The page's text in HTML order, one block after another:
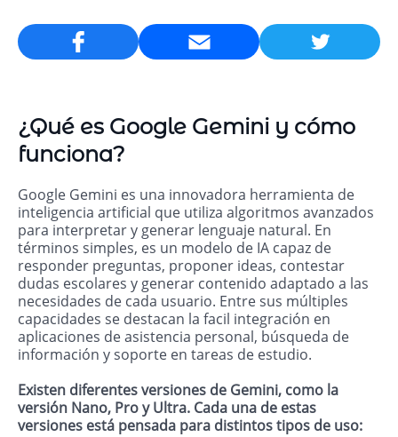
Email
¿Qué es Google Gemini y cómo
funciona?
Google Gemini es una innovadora herramienta de
inteligencia artificial que utiliza algoritmos avanzados
para interpretar y generar lenguaje natural. En
términos simples, es un modelo de IA capaz de
responder preguntas, proponer ideas, contestar
dudas escolares y generar contenido adaptado a las
necesidades de cada usuario. Entre sus múltiples
capacidades se destacan la facil integración en
aplicaciones de asistencia personal, búsqueda de
información y soporte en tareas de estudio.
Existen diferentes versiones de Gemini, como la
versión Nano, Pro y Ultra. Cada una de estas
versiones está pensada para distintos tipos de uso: